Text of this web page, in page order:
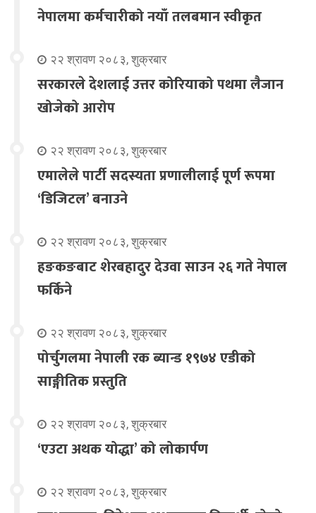
नेपालमा कर्मचारीको नयाँ तलबमान स्वीकृत
२२ श्रावण २०८३, शुक्रबार
सरकारले देशलाई उत्तर कोरियाको पथमा लैजान
खोजेको आरोप
२२ श्रावण २०८३, शुक्रबार
एमालेले पार्टी सदस्यता प्रणालीलाई पूर्ण रूपमा
‘डिजिटल’ बनाउने
२२ श्रावण २०८३, शुक्रबार
हङकङबाट शेरबहादुर देउवा साउन २६ गते नेपाल
फर्किने
२२ श्रावण २०८३, शुक्रबार
पोर्चुगलमा नेपाली रक ब्यान्ड १९७४ एडीको
साङ्गीतिक प्रस्तुति
२२ श्रावण २०८३, शुक्रबार
‘एउटा अथक योद्धा’ को लोकार्पण
२२ श्रावण २०८३, शुक्रबार